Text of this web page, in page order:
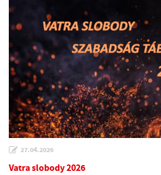
27.04.2026
Vatra slobody 2026